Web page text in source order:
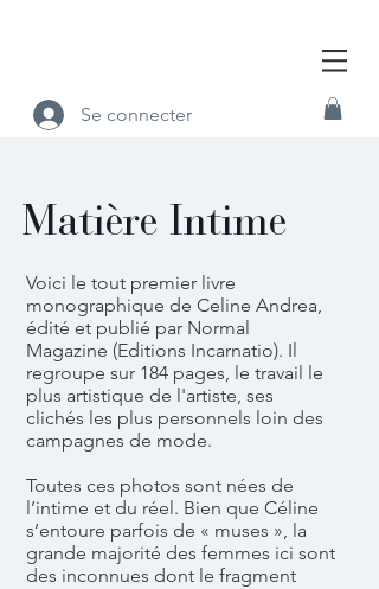
Se connecter
Matière Intime
Voici le tout premier livre
monographique de Celine Andrea,
édité et publié par Normal
Magazine (Editions Incarnatio). Il
regroupe sur 184 pages, le travail le
plus artistique de l'artiste, ses
clichés les plus personnels loin des
campagnes de mode.
Toutes ces photos sont nées de
l’intime et du réel. Bien que Céline
s’entoure parfois de « muses », la
grande majorité des femmes ici sont
des inconnues dont le fragment